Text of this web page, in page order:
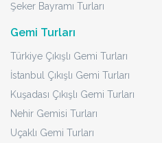
Şeker Bayramı Turları
Gemi Turları
Türkiye Çıkışlı Gemi Turları
İstanbul Çıkışlı Gemi Turları
Kuşadası Çıkışlı Gemi Turları
Nehir Gemisi Turları
Uçaklı Gemi Turları